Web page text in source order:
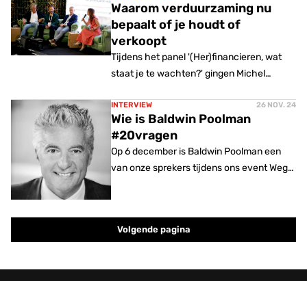
Waarom verduurzaming nu
bepaalt of je houdt of
verkoopt
Tijdens het panel '(Her)financieren, wat
staat je te wachten?' gingen Michel
herontwikkeling), Baldwin Poolman
(zelfstandig taxateur) en Patrick Eversen
(sectormanager Vastgoed bij Rabobank) in
gesprek over hoe banken en taxateurs
vandaag kijken naar vastgoed, risico's en
financiering in een snel veranderende
INTERVIEW 26 NOV. 24
Wie is Baldwin Poolman
#20vragen
Op 6 december is Baldwin Poolman een
van onze sprekers tijdens ons event Weg
van Wonen. Maar wie is hij eigenlijk?
Volgende pagina